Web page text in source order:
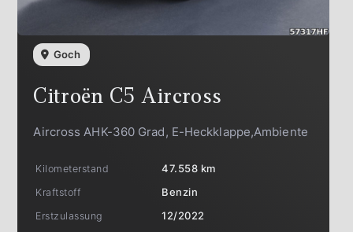
Goch
Citroën C5 Aircross
Aircross AHK-360 Grad, E-Heckklappe,Ambiente
Kilometerstand
47.558 km
Kraftstoff
Benzin
Erstzulassung
12/2022